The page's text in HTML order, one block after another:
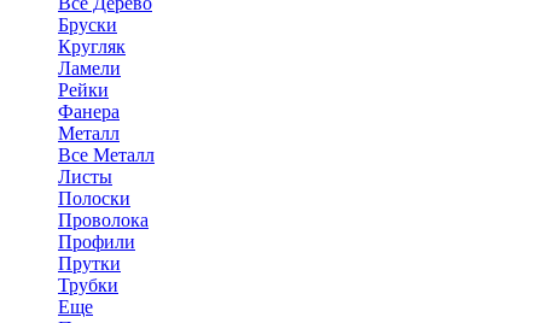
Бруски
Кругляк
Ламели
Рейки
Фанера
Металл
Все Металл
Листы
Полоски
Проволока
Профили
Прутки
Трубки
Еще